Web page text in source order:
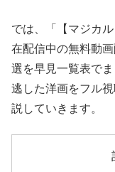
では、「【マジカ
在配信中の無料動
選を早見一覧表で
逃した洋画をフル
説していきます。